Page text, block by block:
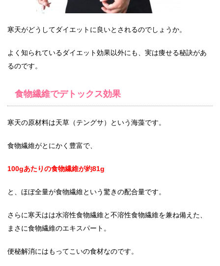
寒天がどうしてダイエットに良いとされるのでしょうか。
よく知られているダイエット効果以外にも、実は痩せる秘訣があ
るのです。
食物繊維でデトックス効果
寒天の原材料は天草（テングサ）という海藻です。
食物繊維がとにかく豊富で、
100gあたりの食物繊維が約81g
と、ほぼ全量が食物繊維という驚きの配合量です。
さらに寒天はは水溶性食物繊維と不溶性食物繊維を兼ね備えた、
まさに食物繊維のエキスパート。
便秘解消にはもってこいの食材なのです。